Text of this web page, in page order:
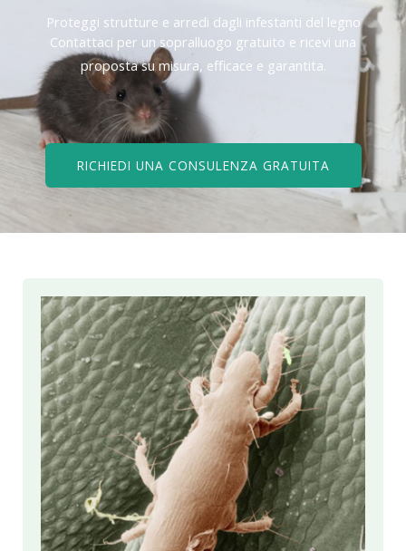
Proteggi strutture e arredi dagli infestanti del legno
Contattaci per un sopralluogo gratuito e ricevi una
proposta su misura, efficace e garantita.
RICHIEDI UNA CONSULENZA GRATUITA